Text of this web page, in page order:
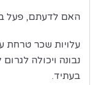
האם לדעתם, פעל
עלויות שכר טרחת
נבונה ויכולה
בעתיד.